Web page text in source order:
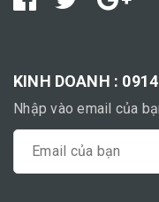
KINH DOANH :
Nhập vào email của